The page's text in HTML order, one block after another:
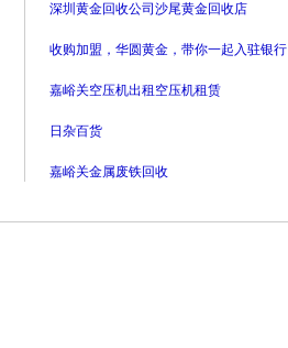
深圳黄金回收公司沙尾黄金回收店
收购加盟，华圆黄金，带你一起入驻银行
嘉峪关空压机出租空压机租赁
日杂百货
嘉峪关金属废铁回收